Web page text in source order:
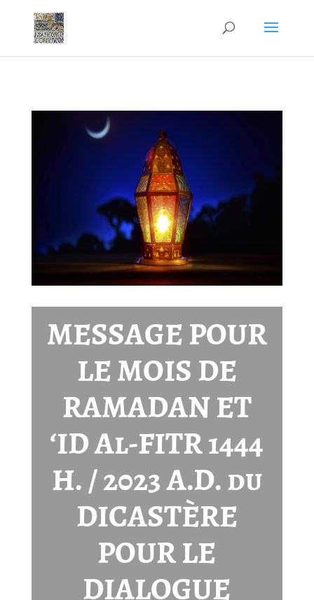
MESSAGE POUR
LE MOIS DE
RAMADAN ET
‘ID Al-FITR 1444
H. / 2023 A.D. du
DICASTÈRE
POUR LE
DIALOGUE